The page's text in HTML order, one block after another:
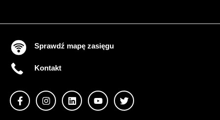
Sprawdź mapę zasięgu
Kontakt